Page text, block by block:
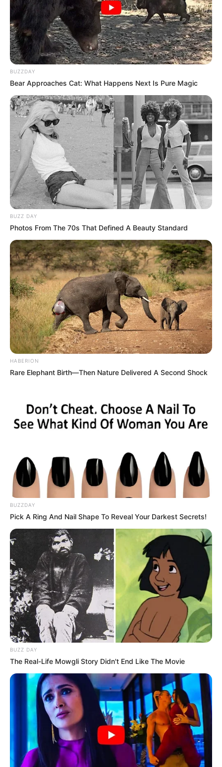
BUZZDAY
Bear Approaches Cat: What Happens Next Is Pure Magic
BUZZ DAY
Photos From The 70s That Defined A Beauty Standard
HABERION
Rare Elephant Birth—Then Nature Delivered A Second Shock
BUZZDAY
Pick A Ring And Nail Shape To Reveal Your Darkest Secrets!
BUZZ DAY
The Real-Life Mowgli Story Didn't End Like The Movie